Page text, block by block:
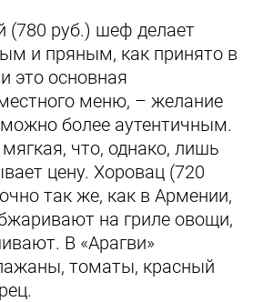
(780 руб.) шеф делает
и пряным, как принято в
это основная
меню, – желание
можно более аутентичным.
что, однако, лишь
цену. Хоровац (720
так же, как в Армении,
на гриле овощи,
В «Арагви»
томаты, красный